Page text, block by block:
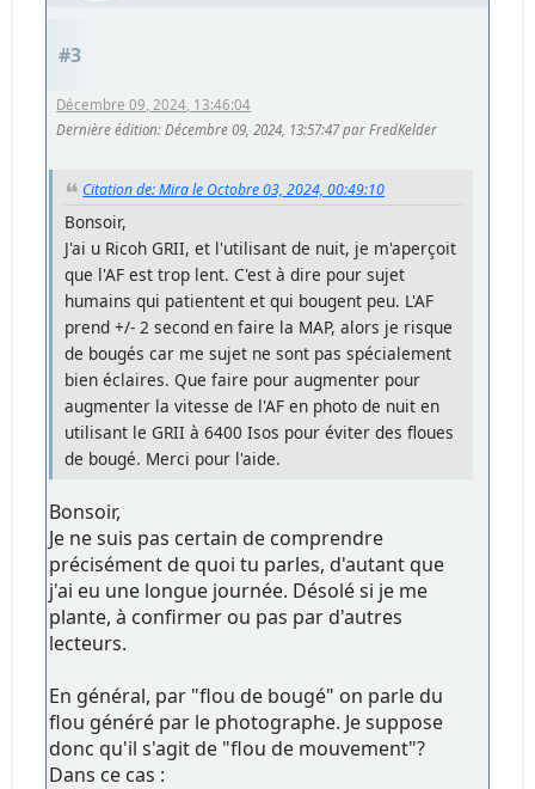
#3
Décembre 09, 2024, 13:46:04
Dernière édition: Décembre 09, 2024, 13:57:47 par FredKelder
Citation de: Mira le Octobre 03, 2024, 00:49:10
Bonsoir,
J'ai u Ricoh GRII, et l'utilisant de nuit, je m'aperçoit
que l'AF est trop lent. C'est à dire pour sujet
humains qui patientent et qui bougent peu. L'AF
prend +/- 2 second en faire la MAP, alors je risque
de bougés car me sujet ne sont pas spécialement
bien éclaires. Que faire pour augmenter pour
augmenter la vitesse de l'AF en photo de nuit en
utilisant le GRII à 6400 Isos pour éviter des floues
de bougé. Merci pour l'aide.
Bonsoir,
Je ne suis pas certain de comprendre
précisément de quoi tu parles, d'autant que
j'ai eu une longue journée. Désolé si je me
plante, à confirmer ou pas par d'autres
lecteurs.
En général, par "flou de bougé" on parle du
flou généré par le photographe. Je suppose
donc qu'il s'agit de "flou de mouvement"?
Dans ce cas :